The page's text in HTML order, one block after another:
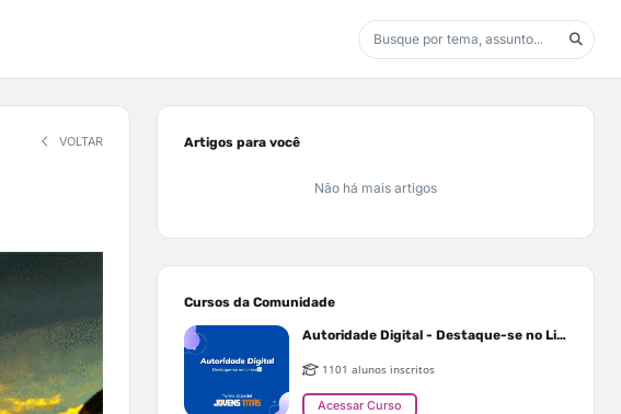
VOLTAR Artigos para você
Não há mais artigos
Cursos da Comunidade
Autoridade Digital - Destaque-se no Linkedin
1101 alunos inscritos
Acessar Curso